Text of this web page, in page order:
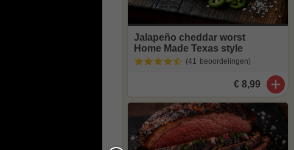
Jalapeño cheddar worst
Home Made Texas style
(41 beoordelingen)
€ 8,99